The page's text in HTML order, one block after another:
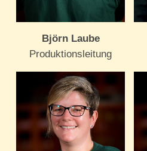
Björn Laube
Produktionsleitung